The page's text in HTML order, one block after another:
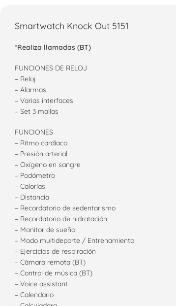
Smartwatch Knock Out 5151
*Realiza llamadas (BT)
FUNCIONES DE RELOJ
– Reloj
– Alarmas
– Varias interfaces
– Set 3 mallas
FUNCIONES
– Ritmo cardíaco
– Presión arterial
– Oxígeno en sangre
– Podómetro
– Calorías
– Distancia
– Recordatorio de sedentarismo
– Recordatorio de hidratación
– Monitor de sueño
– Modo multideporte / Entrenamiento
– Ejercicios de respiración
– Cámara remota (BT)
– Control de música (BT)
– Voice assistant
– Calendario